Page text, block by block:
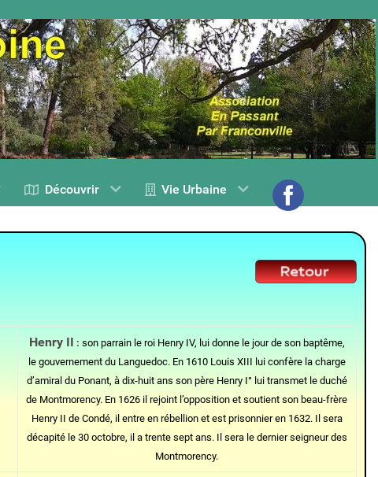
Découvrir Vie Urbaine
Henry II : son parrain le roi Henry IV, lui donne le jour de son baptême,
le gouvernement du Languedoc. En 1610 Louis XIII lui confère la charge
d’amiral du Ponant, à dix-huit ans son père Henry I° lui transmet le duché
de Montmorency. En 1626 il rejoint l’opposition et soutient son beau-frère
Henry II de Condé, il entre en rébellion et est prisonnier en 1632. Il sera
décapité le 30 octobre, il a trente sept ans. Il sera le dernier seigneur des
Montmorency.